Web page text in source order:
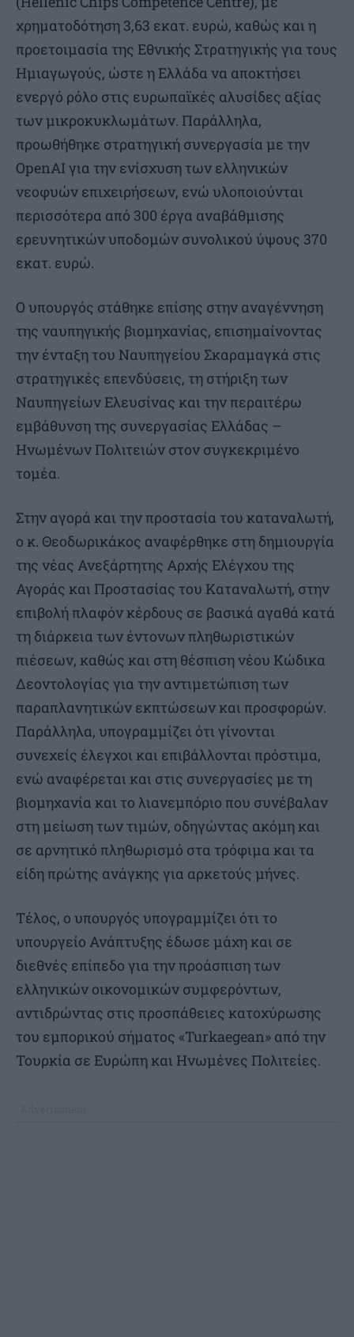
χρηματοδότηση 3,63 εκατ. ευρώ, καθώς και η
προετοιμασία της Εθνικής Στρατηγικής για τους
Ημιαγωγούς, ώστε η Ελλάδα να αποκτήσει
ενεργό ρόλο στις ευρωπαϊκές αλυσίδες αξίας
των μικροκυκλωμάτων. Παράλληλα,
προωθήθηκε στρατηγική συνεργασία με την
OpenAI για την ενίσχυση των ελληνικών
νεοφυών επιχειρήσεων, ενώ υλοποιούνται
περισσότερα από 300 έργα αναβάθμισης
ερευνητικών υποδομών συνολικού ύψους 370
εκατ. ευρώ.
Ο υπουργός στάθηκε επίσης στην αναγέννηση
της ναυπηγικής βιομηχανίας, επισημαίνοντας
την ένταξη του Ναυπηγείου Σκαραμαγκά στις
στρατηγικές επενδύσεις, τη στήριξη των
Ναυπηγείων Ελευσίνας και την περαιτέρω
εμβάθυνση της συνεργασίας Ελλάδας –
Ηνωμένων Πολιτειών στον συγκεκριμένο
τομέα.
Στην αγορά και την προστασία του καταναλωτή,
ο κ. Θεοδωρικάκος αναφέρθηκε στη δημιουργία
της νέας Ανεξάρτητης Αρχής Ελέγχου της
Αγοράς και Προστασίας του Καταναλωτή, στην
επιβολή πλαφόν κέρδους σε βασικά αγαθά κατά
τη διάρκεια των έντονων πληθωριστικών
πιέσεων, καθώς και στη θέσπιση νέου Κώδικα
Δεοντολογίας για την αντιμετώπιση των
παραπλανητικών εκπτώσεων και προσφορών.
Παράλληλα, υπογραμμίζει ότι γίνονται
συνεχείς έλεγχοι και επιβάλλονται πρόστιμα,
ενώ αναφέρεται και στις συνεργασίες με τη
βιομηχανία και το λιανεμπόριο που συνέβαλαν
στη μείωση των τιμών, οδηγώντας ακόμη και
σε αρνητικό πληθωρισμό στα τρόφιμα και τα
είδη πρώτης ανάγκης για αρκετούς μήνες.
Τέλος, ο υπουργός υπογραμμίζει ότι το
υπουργείο Ανάπτυξης έδωσε μάχη και σε
διεθνές επίπεδο για την προάσπιση των
ελληνικών οικονομικών συμφερόντων,
αντιδρώντας στις προσπάθειες κατοχύρωσης
του εμπορικού σήματος «Turkaegean» από την
Τουρκία σε Ευρώπη και Ηνωμένες Πολιτείες.